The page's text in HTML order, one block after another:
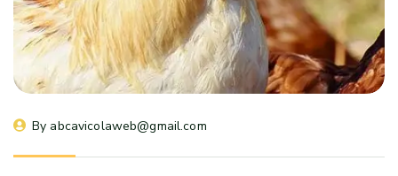
By abcavicolaweb@gmail.com